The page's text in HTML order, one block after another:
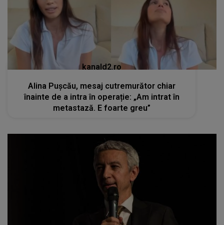
înainte de a intra în operație: „Am intrat în
metastază. E foarte greu”
Momente dificile pentru Dan Diaconescu.
Fratele lui s-a stins din viață la doar 60 de ani